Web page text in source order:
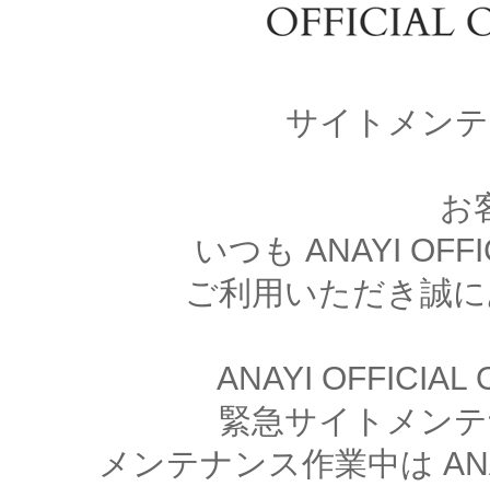
サイトメン
お
いつも ANAYI
ご利用いただき誠
ANAYI OFFICIAL
緊急サイトメン
メンテナンス作業中は